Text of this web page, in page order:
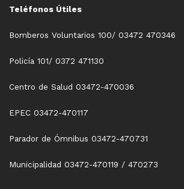
Teléfonos Útiles
Bomberos Voluntarios 100/ 03472 470346
Policía 101/ 0372 471130
Centro de Salud 03472-470036
EPEC 03472-470117
Parador de Ómnibus 03472-470731
Municipalidad 03472-470119 / 470273